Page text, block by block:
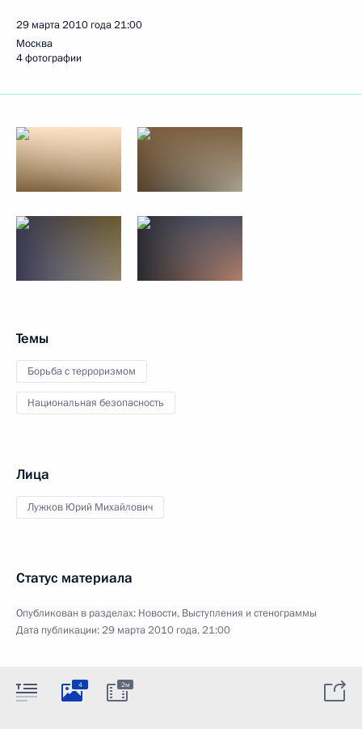
29 марта 2010 года21:00
Москва
4 фотографии
Темы
Борьба с терроризмом
Национальная безопасность
Лица
Лужков Юрий Михайлович
Статус материала
Опубликован в разделах: Новости, Выступления и стенограммы
Дата публикации:29 марта 2010 года, 21:00
4 2м